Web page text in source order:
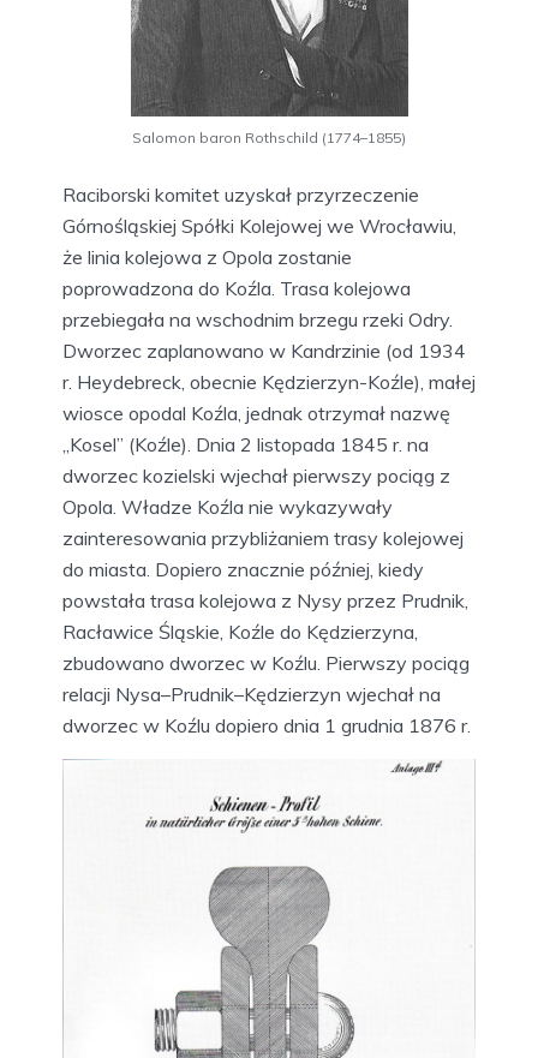
Salomon baron Rothschild (1774–1855)
Raciborski komitet uzyskał przyrzeczenie
Górnośląskiej Spółki Kolejowej we Wrocławiu,
że linia kolejowa z Opola zostanie
poprowadzona do Koźla. Trasa kolejowa
przebiegała na wschodnim brzegu rzeki Odry.
Dworzec zaplanowano w Kandrzinie (od 1934
r. Heydebreck, obecnie Kędzierzyn-Koźle), małej
wiosce opodal Koźla, jednak otrzymał nazwę
„Kosel” (Koźle). Dnia 2 listopada 1845 r. na
dworzec kozielski wjechał pierwszy pociąg z
Opola. Władze Koźla nie wykazywały
zainteresowania przybliżaniem trasy kolejowej
do miasta. Dopiero znacznie później, kiedy
powstała trasa kolejowa z Nysy przez Prudnik,
Racławice Śląskie, Koźle do Kędzierzyna,
zbudowano dworzec w Koźlu. Pierwszy pociąg
relacji Nysa–Prudnik–Kędzierzyn wjechał na
dworzec w Koźlu dopiero dnia 1 grudnia 1876 r.